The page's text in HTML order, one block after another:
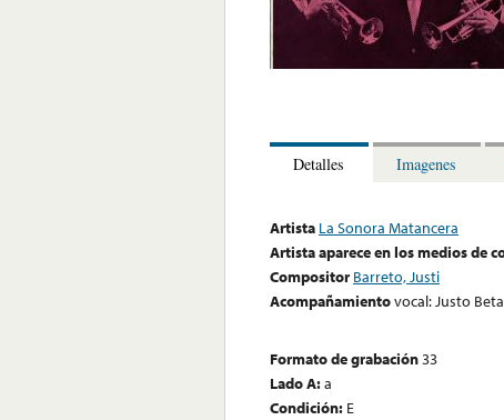
Detalles Imagenes
Artista La Sonora Matancera
Artista aparece en los medios de
Compositor Barreto, Justi
Acompañamientovocal: Justo
Formato de grabación33
Lado A:a
Condición: E